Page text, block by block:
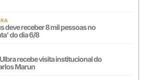
deve receber 8 mil pessoas no
do dia 6/8
recebe visita institucional do
Marun